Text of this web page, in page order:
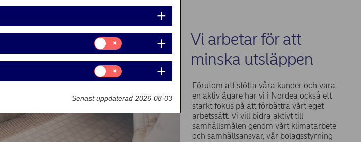
Vår egen verksamhet
Vi arbetar för att
minska utsläppen
Förutom att stötta våra kunder och vara
en aktiv ägare har vi i Nordea också ett
starkt fokus på att förbättra vårt eget
arbetssätt. Vi vill bidra aktivt till
samhällsmålen genom vårt klimatarbete
och samhällsansvar, vår bolagsstyrning
Samtycke
för:
Statistik
Samtycke
för:
Marknadsföring
Senast uppdaterad 2026-08-03